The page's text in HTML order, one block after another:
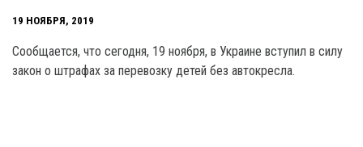
19 НОЯБРЯ, 2019
Сообщается, что сегодня, 19 ноября, в Украине вступил в силу
закон о штрафах за перевозку детей без автокресла.